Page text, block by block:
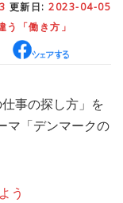
– 旅行
更新日: 2023-04-05
う「働き方」
事の探し方」を
マ「デンマークの
う